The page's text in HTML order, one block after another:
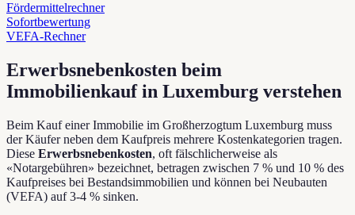
Fördermittelrechner
Sofortbewertung
VEFA-Rechner
Erwerbsnebenkosten beim
Immobilienkauf in Luxemburg verstehen
Beim Kauf einer Immobilie im Großherzogtum Luxemburg muss
der Käufer neben dem Kaufpreis mehrere Kostenkategorien tragen.
Diese Erwerbsnebenkosten, oft fälschlicherweise als
«Notargebühren» bezeichnet, betragen zwischen 7 % und 10 % des
Kaufpreises bei Bestandsimmobilien und können bei Neubauten
(VEFA) auf 3-4 % sinken.